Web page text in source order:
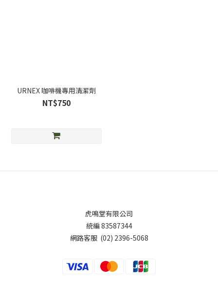
URNEX 咖啡機專用清潔劑
NT$750
虎鳴堂有限公司
統編 83587344
網路客服 (02) 2396-5068